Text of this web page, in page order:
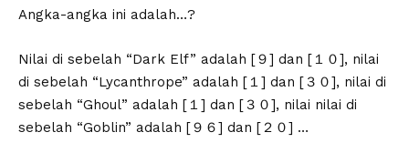
Angka-angka ini adalah…?
Nilai di sebelah “Dark Elf” adalah [９] dan [１０], nilai
di sebelah “Lycanthrope” adalah [１] dan [３０], nilai di
sebelah “Ghoul” adalah [１] dan [３０], nilai nilai di
sebelah “Goblin” adalah [９６] dan [２０] …